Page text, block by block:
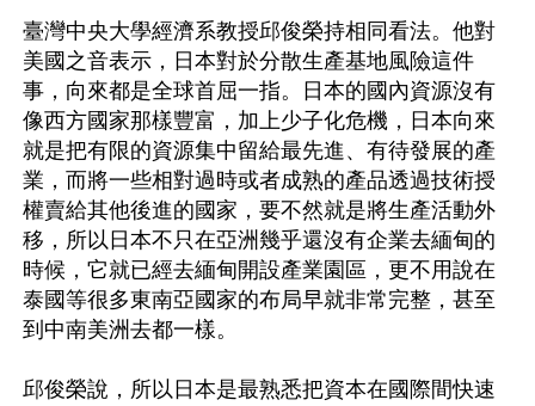
臺灣中央大學經濟系教授邱俊榮持相同看法。他對
美國之音表示，日本對於分散生產基地風險這件
事，向來都是全球首屈一指。日本的國內資源沒有
像西方國家那樣豐富，加上少子化危機，日本向來
就是把有限的資源集中留給最先進、有待發展的產
業，而將一些相對過時或者成熟的產品透過技術授
權賣給其他後進的國家，要不然就是將生產活動外
移，所以日本不只在亞洲幾乎還沒有企業去緬甸的
時候，它就已經去緬甸開設產業園區，更不用說在
泰國等很多東南亞國家的布局早就非常完整，甚至
到中南美洲去都一樣。
邱俊榮說，所以日本是最熟悉把資本在國際間快速